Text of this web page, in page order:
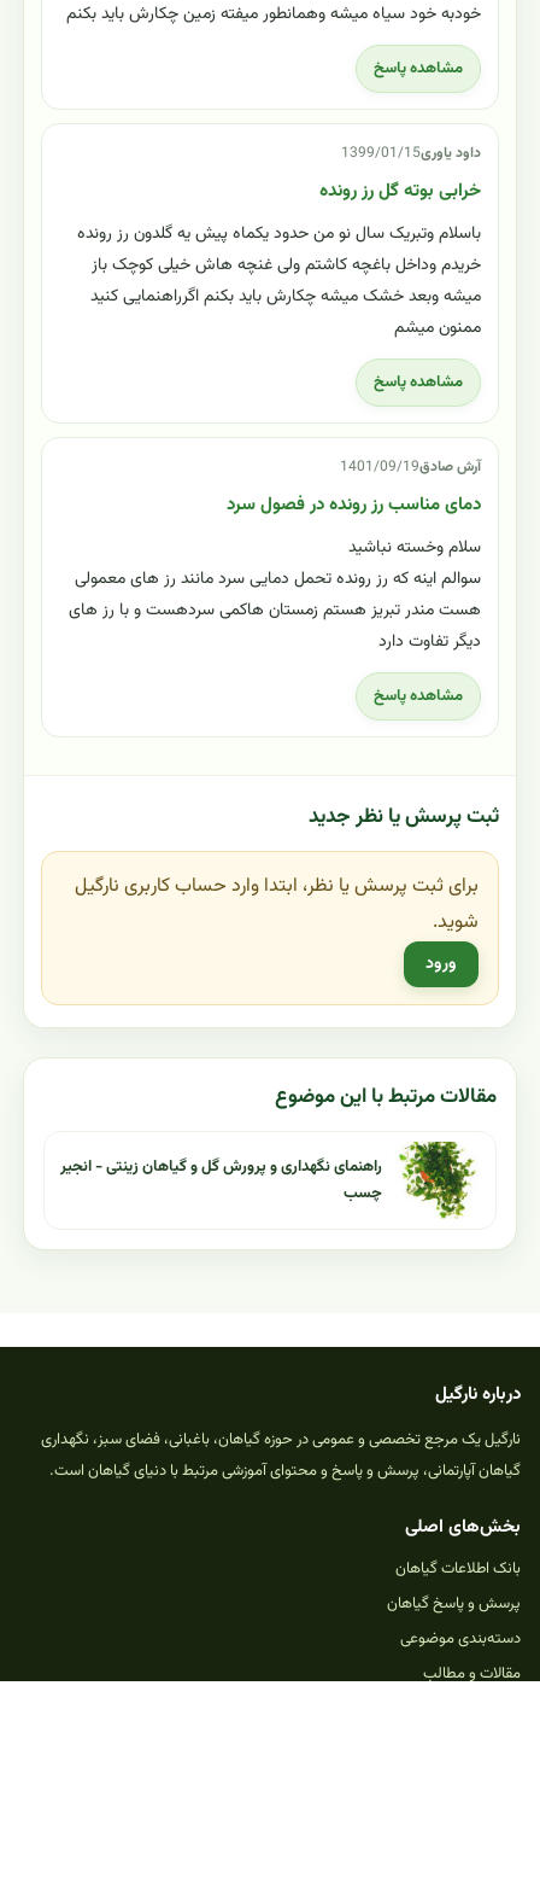
خودبه خود سیاه میشه وهمانطور میفته زمین چکارش باید بکنم
مشاهده پاسخ
داود یاوری1399/01/15
خرابی بوته گل رز رونده
باسلام وتبریک سال نو من حدود یکماه پیش یه گلدون رز رونده
خریدم وداخل باغچه کاشتم ولی غنچه هاش خیلی کوچک باز
میشه وبعد خشک میشه چکارش باید بکنم اگرراهنمایی کنید
ممنون میشم
مشاهده پاسخ
آرش صادق1401/09/19
دمای مناسب رز رونده در فصول سرد
سلام وخسته نباشید
سوالم اینه که رز رونده تحمل دمایی سرد مانند رز های معمولی
هست مندر تبریز هستم زمستان هاکمی سردهست و با رز های
دیگر تفاوت دارد
مشاهده پاسخ
ثبت پرسش یا نظر جدید
برای ثبت پرسش یا نظر، ابتدا وارد حساب کاربری نارگیل
شوید.
ورود
مقالات مرتبط با این موضوع
راهنمای نگهداری و پرورش گل و گیاهان زینتی - انجیر
چسب
درباره نارگیل
نارگیل یک مرجع تخصصی و عمومی در حوزه گیاهان، باغبانی، فضای سبز، نگهداری
گیاهان آپارتمانی، پرسش و پاسخ و محتوای آموزشی مرتبط با دنیای گیاهان است.
بخش‌های اصلی
بانک اطلاعات گیاهان
پرسش و پاسخ گیاهان
دسته‌بندی موضوعی
مقالات و مطالب